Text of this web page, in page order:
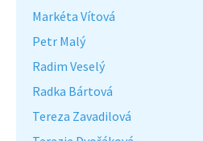
Markéta Vítová
Petr Malý
Radim Veselý
Radka Bártová
Tereza Zavadilová